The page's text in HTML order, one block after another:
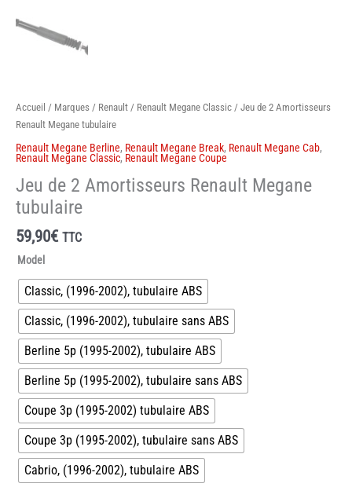
Accueil / Marques / Renault / Renault Megane Classic / Jeu de 2 Amortisseurs
Renault Megane tubulaire
Renault Megane Berline, Renault Megane Break, Renault Megane Cab,
Renault Megane Classic, Renault Megane Coupe
Jeu de 2 Amortisseurs Renault Megane
tubulaire
59,90€ TTC
Model
Classic, (1996-2002), tubulaire ABS
Classic, (1996-2002), tubulaire sans ABS
Berline 5p (1995-2002), tubulaire ABS
Berline 5p (1995-2002), tubulaire sans ABS
Coupe 3p (1995-2002) tubulaire ABS
Coupe 3p (1995-2002), tubulaire sans ABS
Cabrio, (1996-2002), tubulaire ABS